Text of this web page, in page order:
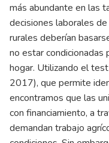
más abundante en las
decisiones laborales
rurales deberían
no estar condicionadas
hogar. Utilizando el
2017), que permite
encontramos que las
con financiamiento, a
demandan trabajo